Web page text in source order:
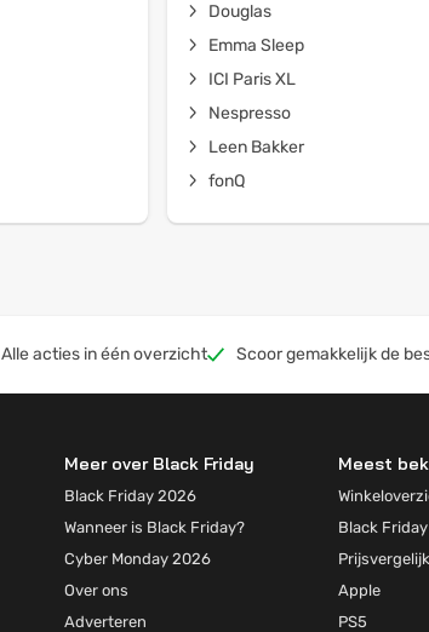
Douglas
Emma Sleep
ICI Paris XL
Nespresso
Leen Bakker
fonQ
Alle acties in één overzicht Scoor gemakkelijk de
Meer over Black Friday
Black Friday 2026
Wanneer is Black Friday?
Cyber Monday 2026
Over ons
Adverteren
Meest
Black
Apple
PS5